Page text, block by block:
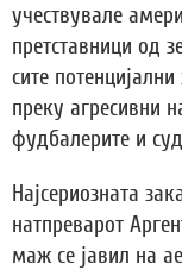
учествувале
претставници од
сите
преку агресивни
фудбалерите и
Најсериозната
натпреварот
маж се јавил на